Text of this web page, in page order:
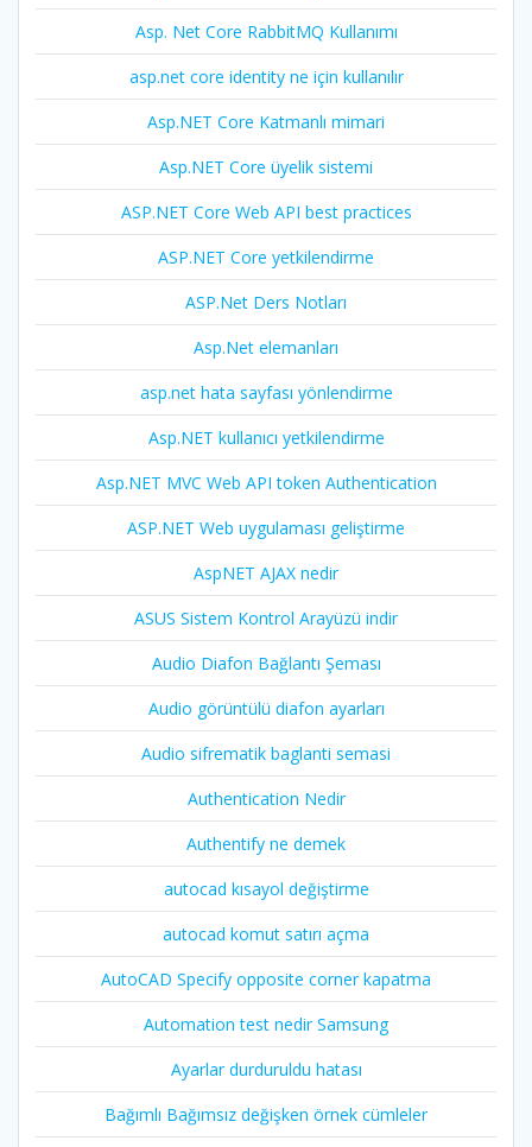
Asp. Net Core RabbitMQ Kullanımı
asp.net core identity ne için kullanılır
Asp.NET Core Katmanlı mimari
Asp.NET Core üyelik sistemi
ASP.NET Core Web API best practices
ASP.NET Core yetkilendirme
ASP.Net Ders Notları
Asp.Net elemanları
asp.net hata sayfası yönlendirme
Asp.NET kullanıcı yetkilendirme
Asp.NET MVC Web API token Authentication
ASP.NET Web uygulaması geliştirme
AspNET AJAX nedir
ASUS Sistem Kontrol Arayüzü indir
Audio Diafon Bağlantı Şeması
Audio görüntülü diafon ayarları
Audio sifrematik baglanti semasi
Authentication Nedir
Authentify ne demek
autocad kısayol değiştirme
autocad komut satırı açma
AutoCAD Specify opposite corner kapatma
Automation test nedir Samsung
Ayarlar durduruldu hatası
Bağımlı Bağımsız değişken örnek cümleler